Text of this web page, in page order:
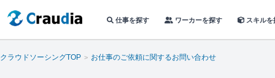
仕事を探す ワーカーを探す スキル
クラウドソーシングTOP お仕事のご依頼に関するお問い合わせ